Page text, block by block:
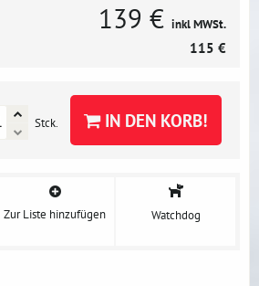
139 € inkl MWSt.
115 €
Stck. IN DEN KORB!
Zur Liste hinzufügen Watchdog